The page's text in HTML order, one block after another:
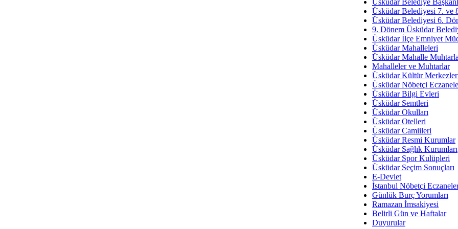
İmar Sorunlarının Genel
Arakan
Bayramın
Ruhsal
Üsküdar
Üsküdar Belediye
Üsküdar Belediyesi 7. ve
Üsküdar Belediyesi 6.
9. Dönem Üsküdar
Üsküdar İlçe Emniyet
Üsküdar Mahalleleri
Üsküdar Mahalle
Mahalleler ve Muhtarlar
Üsküdar Kültür
Üsküdar Nöbetçi
Üsküdar Bilgi Evleri
Üsküdar Semtleri
Üsküdar Okulları
Üsküdar Otelleri
Üsküdar Camiileri
Üsküdar Resmi Kurumlar
Üsküdar Sağlık Kurumları
Üsküdar Spor Kulüpleri
Üsküdar Seçim Sonuçları
E-Devlet
İstanbul Nöbetçi
Günlük Burç Yorumları
Ramazan İmsakiyesi
Belirli Gün ve Haftalar
Duyurular